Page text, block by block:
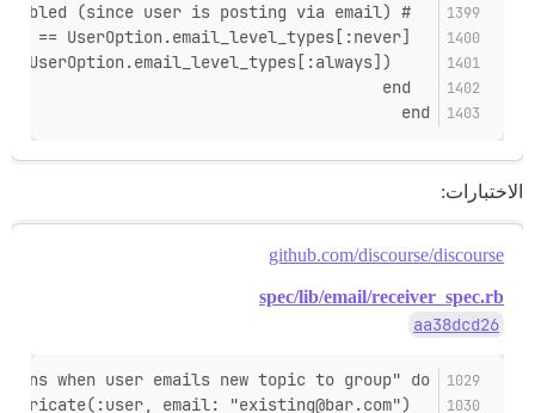
  # ensure user PM emails are enabled (since user is posting via email)
end
الاختبارات:
github.com/discourse/discourse
spec/lib/email/receiver_spec.rb
aa38dcd26
when user emails new topic to group" do